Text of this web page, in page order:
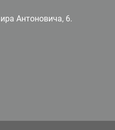
Антоновича, 6.